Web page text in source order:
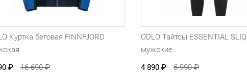
Куртка беговая FINNFJORD
₽ 16 690₽
ODLO Тайтсы ESSENTIAL SLIQ
мужские
4 890 ₽ 6 990₽